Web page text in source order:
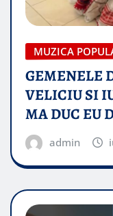
MUZICA
GEMENELE
VELICIU SI
MA DUC EU
admin